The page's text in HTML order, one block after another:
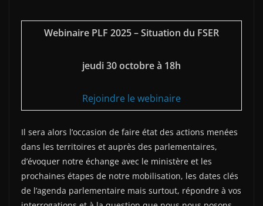
Webinaire PLF 2025 – Situation du FSER
jeudi 30 octobre à 18h
Rejoindre le webinaire
Il sera alors l’occasion de faire état des actions menées
dans les territoires et auprès des parlementaires,
d’évoquer notre échange avec le ministère et les
prochaines étapes de notre mobilisation, les dates clés
de l’agenda parlementaire mais surtout, répondre à vos